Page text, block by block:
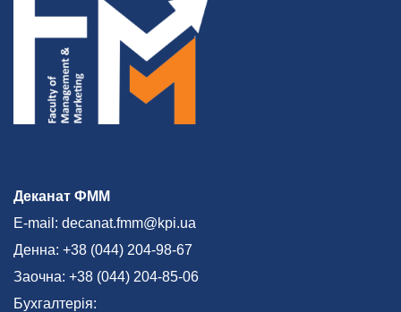
Деканат ФММ
E-mail: decanat.fmm@kpi.ua
Денна: +38 (044) 204-98-67
Заочна: +38 (044) 204-85-06
Бухгалтерія: